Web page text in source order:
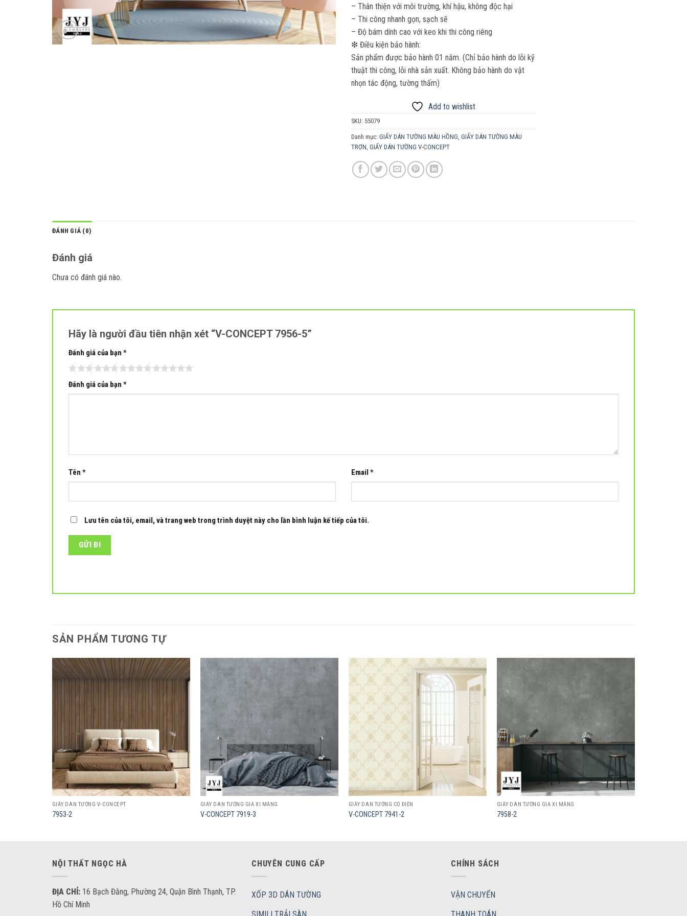
– Thân thiện với môi trường, khí hậu, không độc hại
– Thi công nhanh gọn, sạch sẽ
– Độ bám dính cao với keo khi thi công riêng
❇ Điều kiện bảo hành:
Sản phẩm được bảo hành 01 năm. (Chỉ bảo hành do lỗi kỹ
thuật thi công, lỗi nhà sản xuất. Không bảo hành do vật
nhọn tác động, tường thấm)
Add to wishlist
SKU: 55079
Danh mục: GIẤY DÁN TƯỜNG MÀU HỒNG GIẤY DÁN TƯỜNG MÀU
TRƠN GIẤY DÁN TƯỜNG V-CONCEPT
ĐÁNH GIÁ (0)
Đánh giá
Chưa có đánh giá nào.
Hãy là người đầu tiên nhận xét “V-CONCEPT 7956-5”
Đánh giá của bạn *
Đánh giá của bạn *
Tên * Email *
Lưu tên của tôi, email, và trang web trong trình duyệt này cho lần bình luận kế tiếp của tôi.
SẢN PHẨM TƯƠNG TỰ
wishlist
GIẤY DÁN TƯỜNG V-CONCEPT
7953-2
Add to
GIẤY DÁN TƯỜNG GIẢ XI MĂNG
V-CONCEPT 7919-3
Add to
wishlist
GIẤY DÁN TƯỜNG CỔ ĐIỂN
V-CONCEPT 7941-2
GIẤY DÁN TƯỜNG GIẢ XI MĂNG
7958-2
NỘI THẤT NGỌC HÀ
ĐỊA CHỈ: 16 Bạch Đằng, Phường 24, Quận Bình Thạnh, TP.
Hồ Chí Minh
CHUYÊN CUNG CẤP
XỐP 3D DÁN TƯỜNG
SIMILI TRẢI SÀN
CHÍNH SÁCH
VẬN CHUYỂN
THANH TOÁN